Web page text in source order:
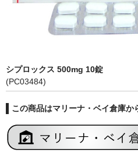
シプロックス 500mg 10錠
(PC03484)
この商品はマリーナ・ベイ倉庫か